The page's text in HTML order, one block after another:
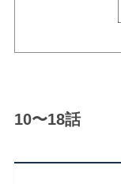
10〜18話